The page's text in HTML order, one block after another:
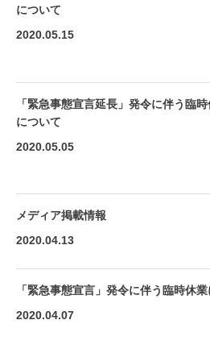
について
2020.05.15
「緊急事態宣言延長」発令に伴う臨
について
2020.05.05
メディア掲載情報
2020.04.13
「緊急事態宣言」発令に伴う臨時休
2020.04.07